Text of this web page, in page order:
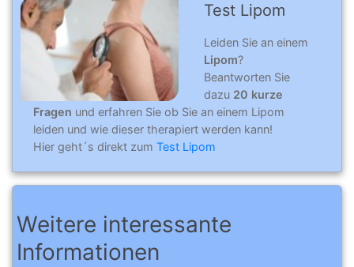
Test Lipom
Leiden Sie an einem
Lipom?
Beantworten Sie
dazu 20 kurze
Fragen und erfahren Sie ob Sie an einem Lipom
leiden und wie dieser therapiert werden kann!
Hier geht´s direkt zum Test Lipom
Weitere interessante
Informationen